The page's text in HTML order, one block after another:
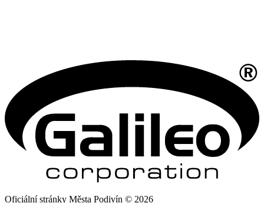
Oficiální stránky Města Podivín © 2026